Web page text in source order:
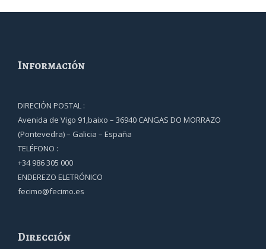
Información
DIRECIÓN POSTAL :
Avenida de Vigo 91,baixo – 36940 CANGAS DO MORRAZO
(Pontevedra) – Galicia – España
TELÉFONO :
+34 986 305 000
ENDEREZO ELETRÓNICO
fecimo@fecimo.es
Dirección